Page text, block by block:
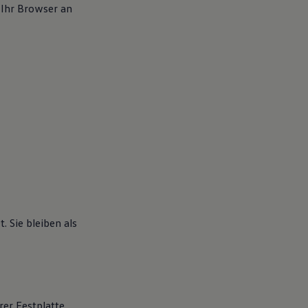
Browser an
Sie bleiben als
Festplatte